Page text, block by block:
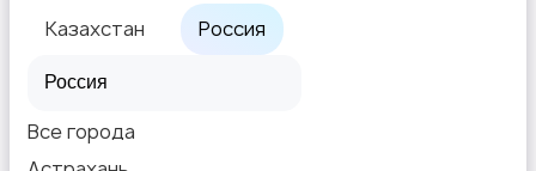
Казахстан Россия
Все города